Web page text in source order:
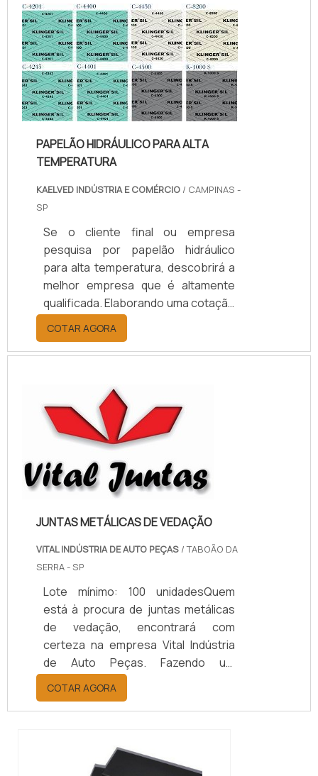
temperatura, com os colaboradores
da kaelved obterá excelente custo-
benefício com assessoria técnica
especializada.UM POUCO MAIS
SOBRE JUNTAS DE TEFLON
TEMPERA...
PAPELÃO HIDRÁULICO PARA ALTA
TEMPERATURA
KAELVED INDÚSTRIA E COMÉRCIO / CAMPINAS -
SP
Se o cliente final ou empresa
pesquisa por papelão hidráulico
para alta temperatura, descobrirá a
melhor empresa que é altamente
qualificada. Elaborando uma cotação
por meio da plataforma e
descobrindo a melhor referência do
mercado.MAIS INFORMAÇÕES
HIDRÁULICO PARA ALTA
TEMPERATURASe alguém pesquisar
papelão hidráulico para alta
temperatura encontra na internet a
kaelved. Uma empresa com alto
know-how em laudos ...
COTAR AGORA
JUNTAS METÁLICAS DE VEDAÇÃO
VITAL INDÚSTRIA DE AUTO PEÇAS / TABOÃO DA
SERRA - SP
Lote mínimo: 100 unidadesQuem
está à procura de juntas metálicas
de vedação, encontrará com
certeza na empresa Vital Indústria
de Auto Peças. Fazendo um
orçamento por meio da maior
empresa da área, é possível achar a
sofisticação, qualidade e preço
questão é juntas metálicas de
vedação, com a melhor mão de obra
COTAR AGORA